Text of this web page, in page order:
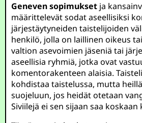
Geneven sopimukset ja
määrittelevät sodat aseellisiksi
järjestäytyneiden taistelijoiden
henkilö, jolla on laillinen oikeus
valtion asevoimien jäseniä tai
aseellisia ryhmiä, jotka ovat
komentorakenteen alaisia.
kohdistaa taistelussa, mutta
suojeluun, jos heidät otetaan
Siviilejä ei sen sijaan saa